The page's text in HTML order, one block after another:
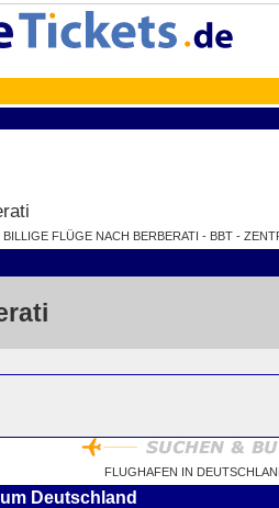
BILLIGE FLÜGE NACH BERBERATI - BBT -
FLUGHAFEN IN
Deutschland